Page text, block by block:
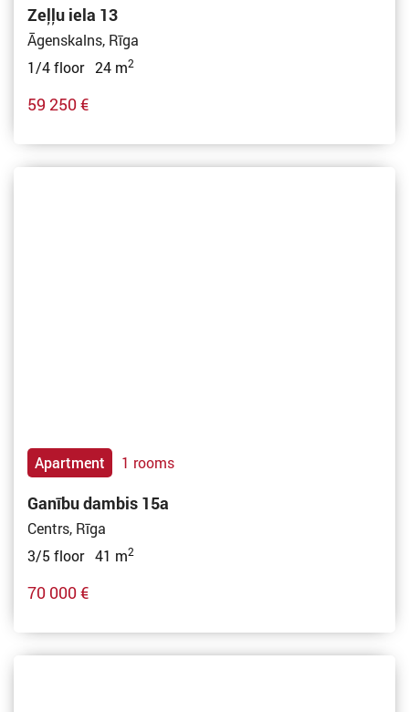
Zeļļu iela 13
Āgenskalns, Rīga
1/4 floor 24 m2
59 250 €
Apartment 1 rooms
Ganību dambis 15a
Centrs, Rīga
3/5 floor 41 m2
70 000 €